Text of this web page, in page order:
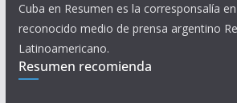
Cuba en Resumen es la corresponsalía
reconocido medio de prensa argentino
Latinoamericano.
Resumen recomienda